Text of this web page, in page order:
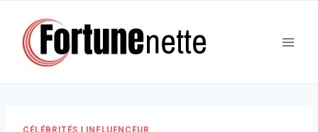
contenu
CÉLÉBRITÉS INFLUENCEUR